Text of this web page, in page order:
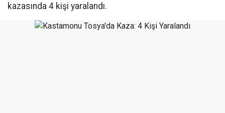
kazasında 4 kişi yaralandı.